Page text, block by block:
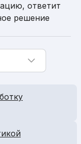
ответит
решение